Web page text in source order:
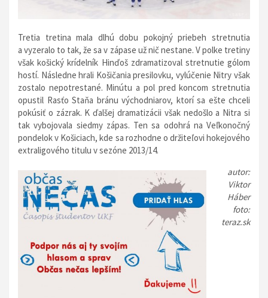
Tretia tretina mala dlhú dobu pokojný priebeh stretnutia
a vyzeralo to tak, že sa v zápase už nič nestane. V polke tretiny
však košický krídelník Hinďoš zdramatizoval stretnutie gólom
hostí. Následne hrali Košičania presilovku, vylúčenie Nitry však
zostalo nepotrestané. Minútu a pol pred koncom stretnutia
opustil Rasťo Staňa bránu východniarov, ktorí sa ešte chceli
pokúsiť o zázrak. K ďalšej dramatizácii však nedošlo a Nitra si
tak vybojovala siedmy zápas. Ten sa odohrá na Veľkonočný
pondelok v Košiciach, kde sa rozhodne o držiteľovi hokejového
extraligového titulu v sezóne 2013/14.
autor:
Viktor
Háber
foto:
teraz.sk